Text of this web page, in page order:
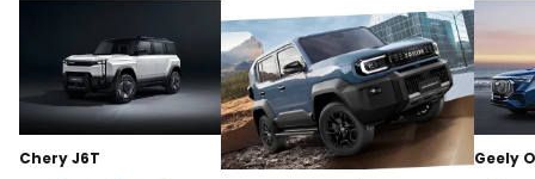
Chery J6T Geely